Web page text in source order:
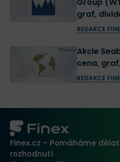
graf,
REDAKCE
Akcie
cena,
REDAKCE
Finex.cz – Pomáháme
rozhodnutí